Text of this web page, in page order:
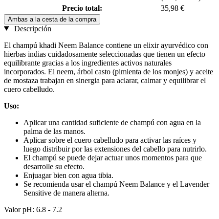
Precio total:
35,98 €
Ambas a la cesta de la compra
Descripción
El champú khadi Neem Balance contiene un elixir ayurvédico con
hierbas indias cuidadosamente seleccionadas que tienen un efecto
equilibrante gracias a los ingredientes activos naturales
incorporados. El neem, árbol casto (pimienta de los monjes) y aceite
de mostaza trabajan en sinergia para aclarar, calmar y equilibrar el
cuero cabelludo.
Uso:
Aplicar una cantidad suficiente de champú con agua en la
palma de las manos.
Aplicar sobre el cuero cabelludo para activar las raíces y
luego distribuir por las extensiones del cabello para nutrirlo.
El champú se puede dejar actuar unos momentos para que
desarrolle su efecto.
Enjuagar bien con agua tibia.
Se recomienda usar el champú Neem Balance y el Lavender
Sensitive de manera alterna.
Valor pH: 6.8 - 7.2